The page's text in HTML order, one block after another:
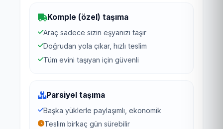
Komple (özel) taşıma
Araç sadece sizin eşyanızı taşır
Doğrudan yola çıkar, hızlı teslim
Tüm evini taşıyan için güvenli
Parsiyel taşıma
Başka yüklerle paylaşımlı, ekonomik
Teslim birkaç gün sürebilir